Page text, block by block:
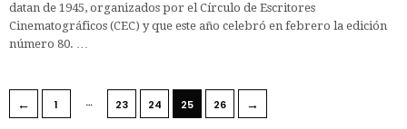
datan de 1945, organizados por el Círculo de Escritores
Cinematográficos (CEC) y que este año celebró en febrero la edición
número 80. …
← 1 … 23 24 25 26 →